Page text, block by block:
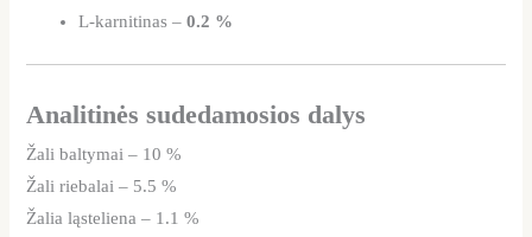
L-karnitinas –0.2 %
Analitinės sudedamosios dalys
Žali baltymai – 10 %
Žali riebalai – 5.5 %
Žalia ląsteliena – 1.1 %